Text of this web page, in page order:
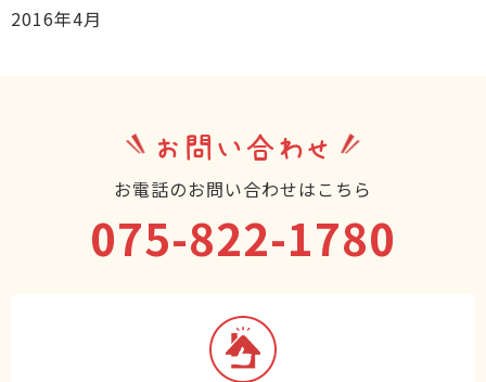
2016年4月
お問い合わせ
お電話のお問い合わせはこちら
075-822-1780